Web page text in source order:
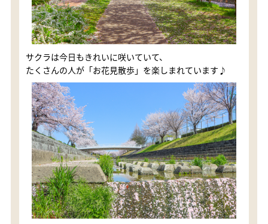
サクラは今日もきれいに咲いていて、
たくさんの人が「お花見散歩」を楽しまれています♪